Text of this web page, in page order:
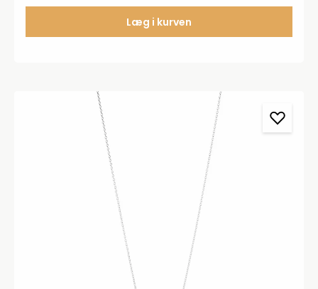
Læg i kurven